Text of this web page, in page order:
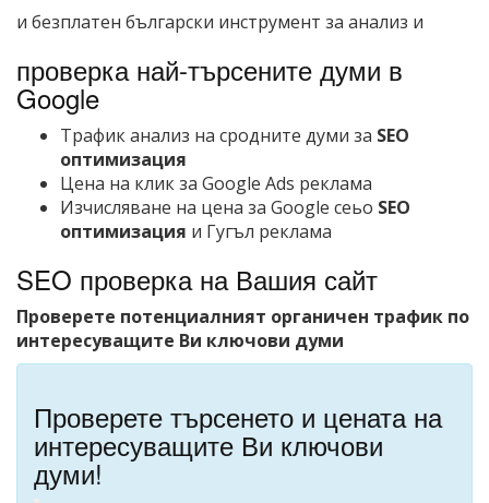
и безплатен български инструмент за анализ и
проверка най-търсените думи в
Google
Трафик анализ на сродните думи за SEO
оптимизация
Цена на клик за Google Ads реклама
Изчисляване на цена за Google сеьо SEO
оптимизация и Гугъл реклама
SEO проверка на Вашия сайт
Проверете потенциалният органичен трафик по
интересуващите Ви ключови думи
Проверете търсенето и цената на
интересуващите Ви ключови
думи!